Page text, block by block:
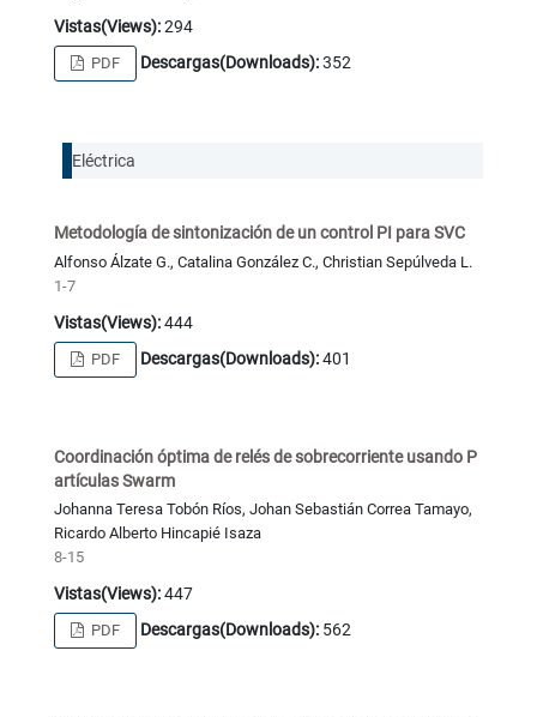
Vistas(Views):294
PDF Descargas(Downloads):352
Eléctrica
Metodología de sintonización de un control PI para SVC
Alfonso Álzate G., Catalina González C., Christian Sepúlveda L.
1-7
Vistas(Views):444
PDF Descargas(Downloads):401
Coordinación óptima de relés de sobrecorriente usando P
artículas Swarm
Johanna Teresa Tobón Ríos, Johan Sebastián Correa Tamayo,
Ricardo Alberto Hincapié Isaza
8-15
Vistas(Views):447
PDF Descargas(Downloads): 562